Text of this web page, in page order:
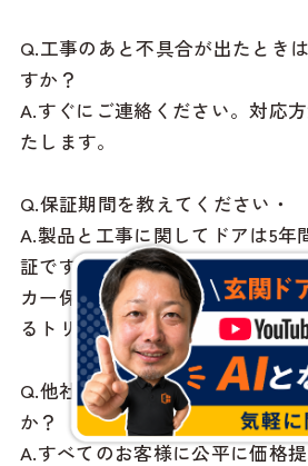
Q.工事のあと不具合が出たとき
すか？
A.すぐにご連絡ください。対応
たします。
Q.保証期間を教えてください・
A.製品と工事に関してドアは5年
証です。※電気錠はメーカー保
カー保証、独自の工事保証、10
るトリプル保証になっています。
Q.他社の見積りが安い場合値引
か？
A.すべてのお客様に公平に価格